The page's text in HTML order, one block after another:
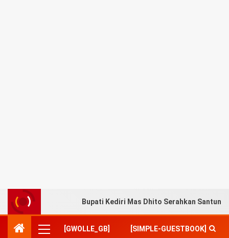
Bupati Kediri Mas Dhito Serahkan
[GWOLLE_GB] [SIMPLE-GUESTBOOK]